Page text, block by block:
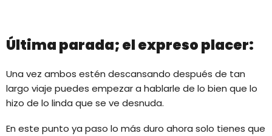
Última parada; el expreso placer:
Una vez ambos estén descansando después de tan
largo viaje puedes empezar a hablarle de lo bien que lo
hizo de lo linda que se ve desnuda.
En este punto ya paso lo más duro ahora solo tienes que